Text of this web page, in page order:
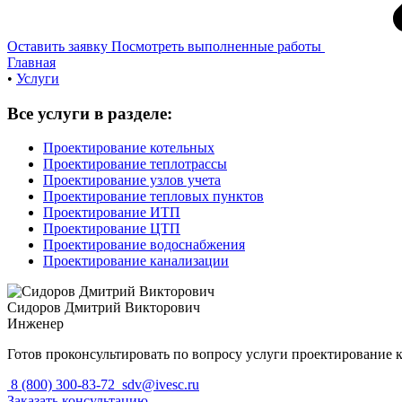
Оставить заявку Посмотреть выполненные работы
Главная
• Услуги
Все услуги в разделе:
Проектирование котельных
Проектирование теплотрассы
Проектирование узлов учета
Проектирование тепловых пунктов
Проектирование ИТП
Проектирование ЦТП
Проектирование водоснабжения
Проектирование канализации
Сидоров Дмитрий Викторович
Инженер
Готов проконсультировать по вопросу услуги проектирование
8 (800) 300-83-72 sdv@ivesc.ru